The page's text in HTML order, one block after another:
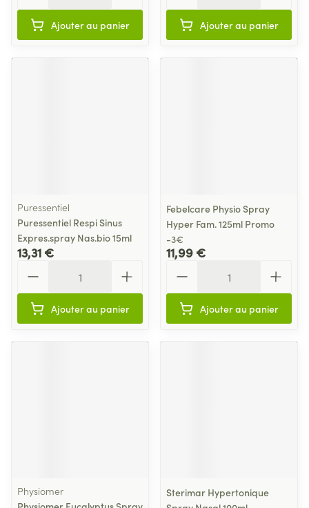
Ajouter au panier Ajouter au panier
Puressentiel
Puressentiel Respi Sinus
Expres.spray Nas.bio 15ml
13,31 €
Ajouter au panier
Febelcare Physio Spray
Hyper Fam. 125ml Promo
-3€
11,99 €
Ajouter au panier
Physiomer
Sterimar Hypertonique